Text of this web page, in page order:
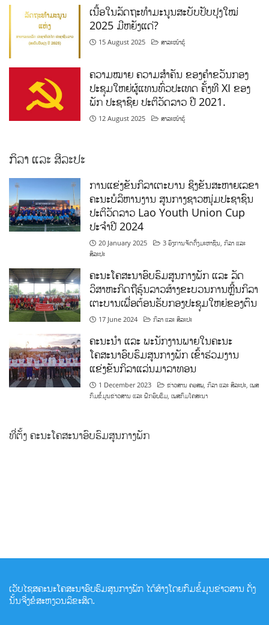
ຄວາມໝາຍ ຄວາມສໍາຄັນ ຂອງຄໍາຂວັນກອງ
ປະຊຸມໃຫຍ່ຜູ້ແທນທົ່ວປະເທດ ຄັ້ງທີ XI ຂອງ
12 August 2025 ສາລະໜ້າຮູ້
ກິລາ ແລະ ສິລະປະ
ປະຈຳປີ 2024
20 January 2025 3 ອົງການຈັດຕັ້ງມະຫາຊົນ, ກິລາ ແລະ
ສິລະປະ
ຄະນະໂຄສະນາອົບຮົມສູນກາງພັກ ແລະ ລັດ
ວິສາຫະກິດຖືຮຸ້ນລາວສ້າງຂະບວນການຫຼີ້ນກິລາ
ເຕະບານເພື່ອຕ້ອນຮັບກອງປະຊຸມໃຫຍ່ຂອງຕົນ
17 June 2024 ກິລາ ແລະ ສິລະປະ
ຄະນະນຳ ແລະ ພະນັກງານພາຍໃນຄະນະ
ໂຄສະນາອົບຮົມສູນກາງພັກ ເຂົ້າຮ່ວມງານ
ແຂ່ງຂັນກິລາແລ່ນມາລາທອນ
1 December 2023 ຂ່າວສານ ຄອສພ,ກິລາ ແລະ ສິລະປະ
ກົມຂໍ້ມູນຂ່າວສານ ແລະ ຝຶກອົບຮົມ,ເພສກົມໂຄສະນາ
ທີ່ຕັ້ງ ຄະນະໂຄສະນາອົບຮົມສູນກາງພັກ
ນັ້ນຈື່ງຂໍສະຫງວນລິຂະສິດ.